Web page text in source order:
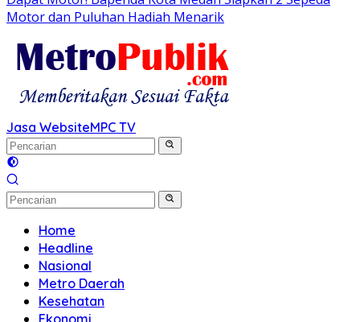
Motor dan Puluhan Hadiah Menarik
Jasa WebsiteMPC TV
Home
Headline
Nasional
Metro Daerah
Kesehatan
Ekonomi